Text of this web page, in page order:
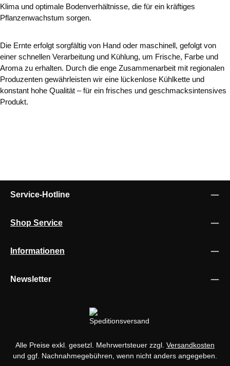
Klima und optimale Bodenverhältnisse, die für ein kräftiges
Pflanzenwachstum sorgen.
Die Ernte erfolgt sorgfältig von Hand oder maschinell, gefolgt von
einer schnellen Verarbeitung und Kühlung, um Frische, Farbe und
Aroma zu erhalten. Durch die enge Zusammenarbeit mit regionalen
Produzenten gewährleisten wir eine lückenlose Kühlkette und
konstant hohe Qualität – für ein frisches und geschmacksintensives
Produkt.
Service-Hotline
Shop Service
Informationen
Newsletter
Alle Preise exkl. gesetzl. Mehrwertsteuer zzgl. Versandkosten
und ggf. Nachnahmegebühren, wenn nicht anders angegeben.